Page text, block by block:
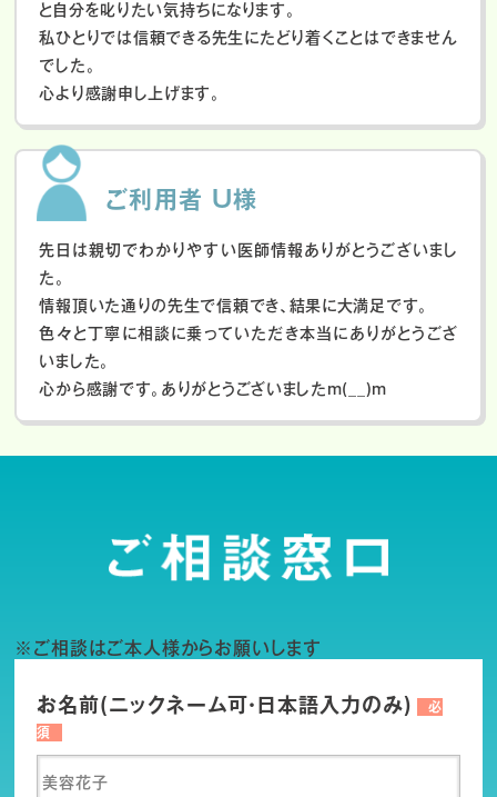
と自分を叱りたい気持ちになります。
私ひとりでは信頼できる先生にたどり着くことはできません
でした。
心より感謝申し上げます。
ご利用者 U様
先日は親切でわかりやすい医師情報ありがとうございまし
た。
情報頂いた通りの先生で信頼でき、結果に大満足です。
色々と丁寧に相談に乗っていただき本当にありがとうござ
いました。
心から感謝です。ありがとうございましたm(__)m
※ご相談はご本人様からお願いします
お名前(ニックネーム可・日本語入力のみ)
必
須